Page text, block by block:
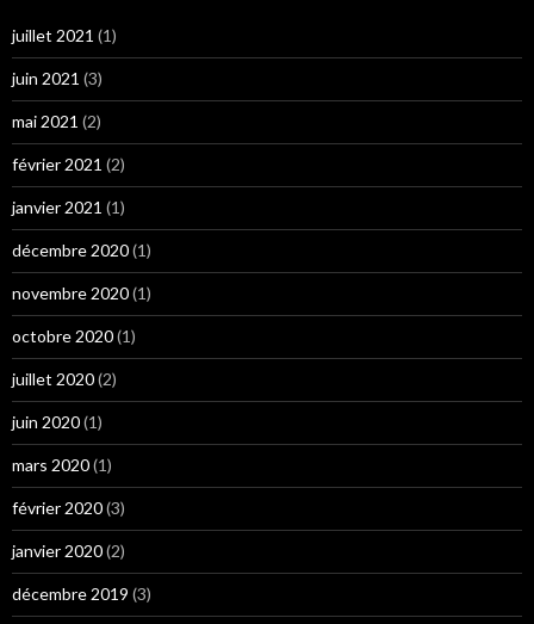
juillet 2021 (1)
juin 2021 (3)
mai 2021 (2)
février 2021 (2)
janvier 2021 (1)
décembre 2020(1)
novembre 2020(1)
octobre 2020(1)
juillet 2020(2)
juin 2020(1)
mars 2020(1)
février 2020(3)
janvier 2020(2)
décembre 2019 (3)